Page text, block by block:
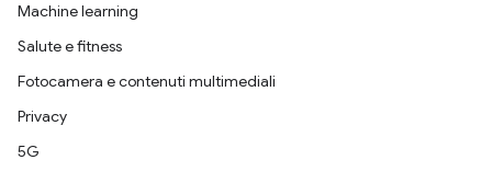
Machine learning
Salute e fitness
Fotocamera e contenuti multimediali
Privacy
5G